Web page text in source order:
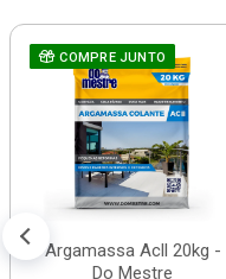
COMPRE JUNTO
Argamassa Acll 20kg -
Do Mestre